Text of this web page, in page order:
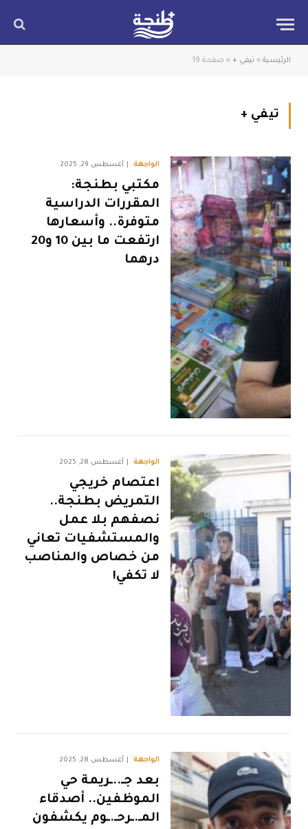
الرئيسية » تيفي + » صفحة 19
تيفي +
الواجهة أغسطس 29, 2025
مكتبي بطنجة:
المقررات الدراسية
متوفرة.. وأسعارها
ارتفعت ما بين 10 و20
درهما
الواجهة أغسطس 28, 2025
اعتصام خريجي
التمريض بطنجة..
نصفهم بلا عمل
والمستشفيات تعاني
من خصاص والمناصب
لا تكفي!
الواجهة أغسطس 28, 2025
بعد جـ..ـريمة حي
الموظفين.. أصدقاء
المـ.ـرحـ.ـوم يكشفون